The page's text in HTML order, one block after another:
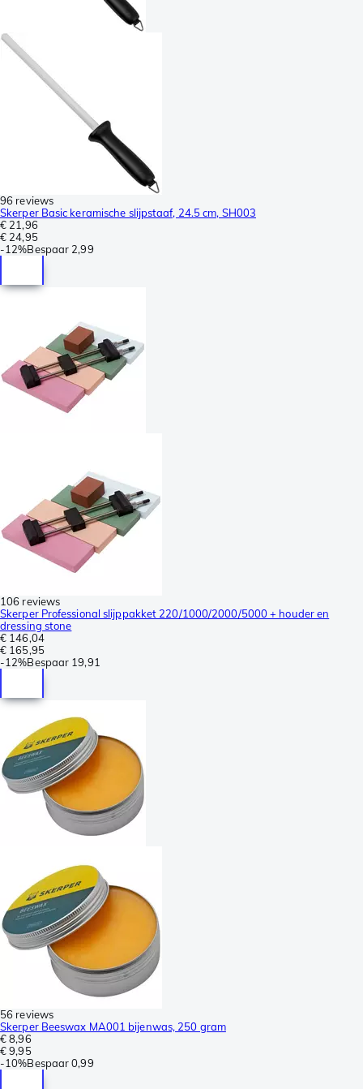
96 reviews
Skerper Basic keramische slijpstaaf, 24.5 cm, SH003
€ 21,96
€ 24,95
-12%Bespaar 2,99
106 reviews
Skerper Professional slijppakket 220/1000/2000/5000 + houder en
dressing stone
€ 146,04
€ 165,95
-12%Bespaar 19,91
56 reviews
Skerper Beeswax MA001 bijenwas, 250 gram
€ 8,96
€ 9,95
-10%Bespaar 0,99